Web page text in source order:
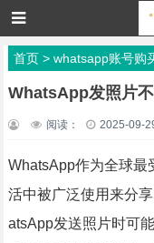
首页> whatsapp账号购
WhatsApp发照片
阅读： 2025-09-
WhatsApp作为全球最
活中被广泛使用来分
atsApp发送照片时可